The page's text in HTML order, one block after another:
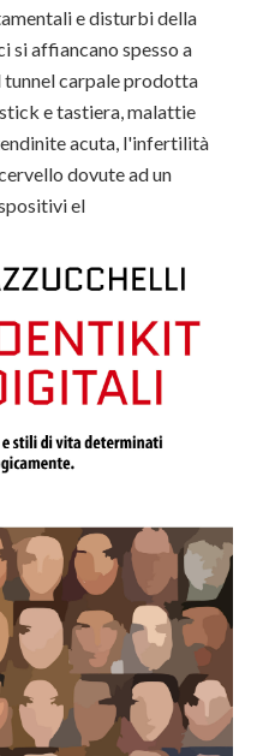
e disturbi della
si affiancano spesso a
tunnel carpale prodotta
e tastiera, malattie
acuta, l'infertilità
dovute ad un
el